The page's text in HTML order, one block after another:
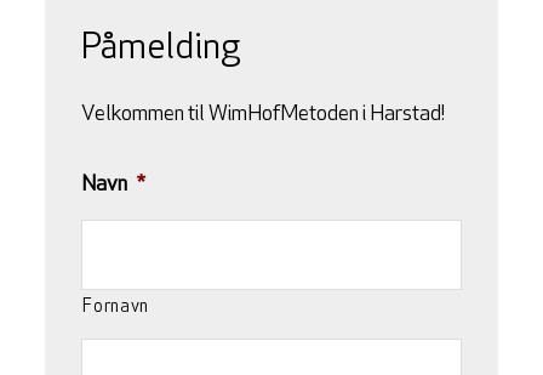
Påmelding
Velkommen til WimHofMetoden i Harstad!
Navn *
Fornavn